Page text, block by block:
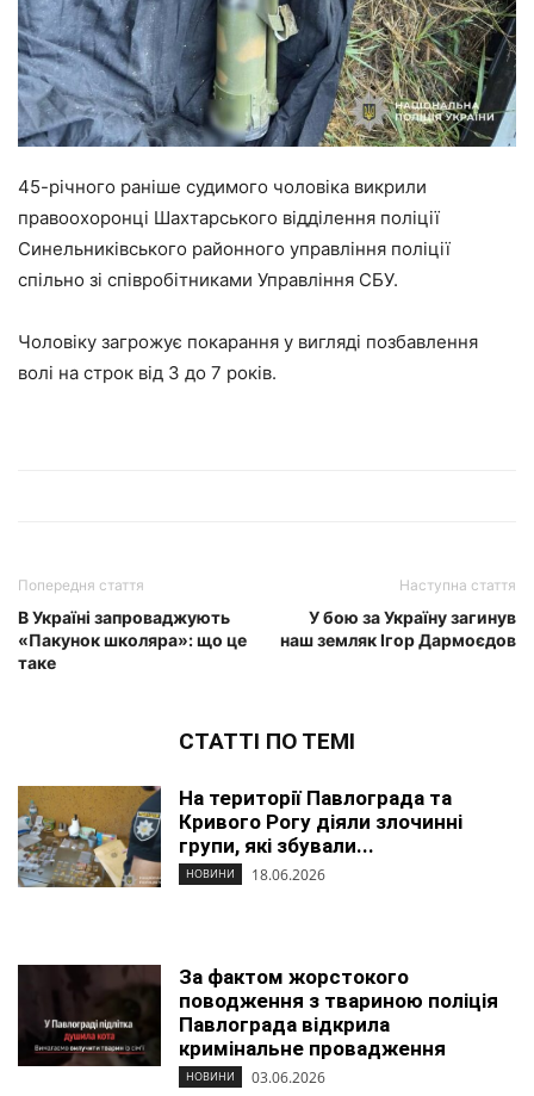
45-річного раніше судимого чоловіка викрили
правоохоронці Шахтарського відділення поліції
Синельниківського районного управління поліції
спільно зі співробітниками Управління СБУ.
Чоловіку загрожує покарання у вигляді позбавлення
волі на строк від 3 до 7 років.
Попередня стаття
В Україні запроваджують
«Пакунок школяра»: що це
таке
Наступна стаття
У бою за Україну загинув
наш земляк Ігор Дармоєдов
СТАТТІ ПО ТЕМІ
На території Павлограда та
Кривого Рогу діяли злочинні
групи, які збували...
НОВИНИ 18.06.2026
За фактом жорстокого
поводження з твариною поліція
Павлограда відкрила
кримінальне провадження
НОВИНИ 03.06.2026